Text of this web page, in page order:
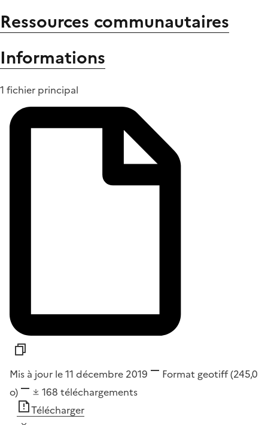
Ressources communautaires
Informations
1 fichier principal
Mis à jour le 11 décembre 2019 Format geotiff(245,0
o)
168 téléchargements
Télécharger